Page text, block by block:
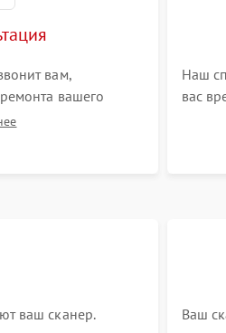
вам,
вашего
все ваши вопросы.
Наш
вас
ваш сканер.
Ваш